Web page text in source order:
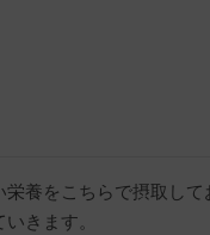
栄養をこちらで摂取し
きます。